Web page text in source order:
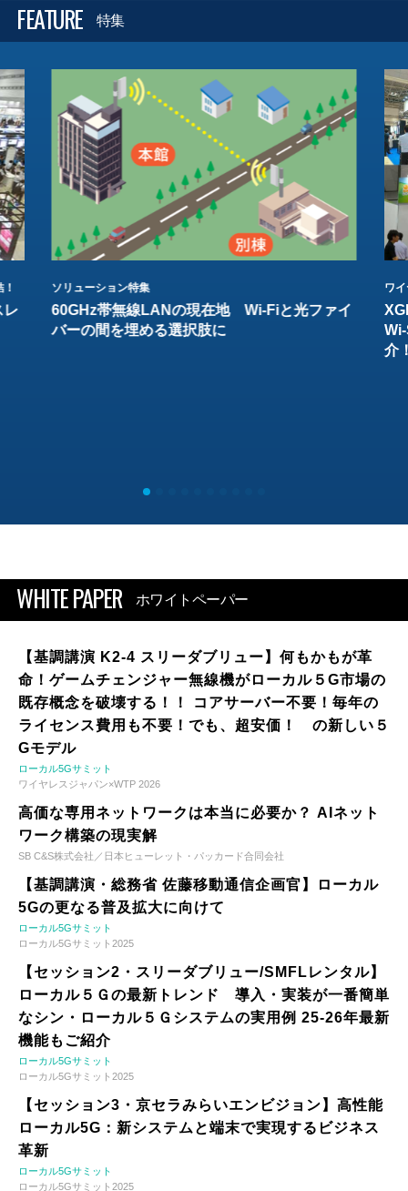
FEATURE 特集
レ
ソリューション特集
60GHz帯無線LANの現在地 Wi-Fiと光ファイ
バーの間を埋める選択肢に
ワ
介
WHITE PAPER ホワイトペーパー
【基調講演 K2-4 スリーダブリュー】何もかもが革
命！ゲームチェンジャー無線機がローカル５G市場の
既存概念を破壊する！！ コアサーバー不要！毎年の
ライセンス費用も不要！でも、超安価！ の新しい５
Gモデル
ローカル5Gサミット
ワイヤレスジャパン×WTP 2026
高価な専用ネットワークは本当に必要か？ AIネット
ワーク構築の現実解
SB C&S株式会社／日本ヒューレット・パッカード合同会社
【基調講演・総務省 佐藤移動通信企画官】ローカル
5Gの更なる普及拡大に向けて
ローカル5Gサミット
ローカル5Gサミット2025
【セッション2・スリーダブリュー/SMFLレンタル】
ローカル５Ｇの最新トレンド 導入・実装が一番簡単
なシン・ローカル５Ｇシステムの実用例 25-26年最新
機能もご紹介
ローカル5Gサミット
ローカル5Gサミット2025
【セッション3・京セラみらいエンビジョン】高性能
ローカル5G：新システムと端末で実現するビジネス
革新
ローカル5Gサミット
ローカル5Gサミット2025